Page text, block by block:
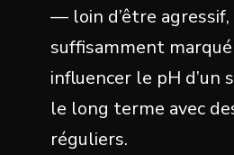
— loin d’être agressif,
suffisamment
influencer le pH d’un
le long terme avec
réguliers.